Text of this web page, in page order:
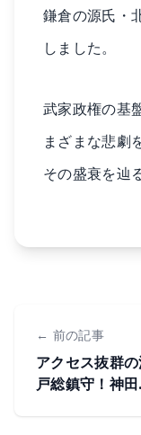
鎌倉の源氏・
しました。
武家政権の基
まざまな悲劇
その盛衰を辿
← 前の記事
アクセス抜群
戸総鎮守！神田